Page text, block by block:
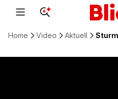
Home Video Aktuell